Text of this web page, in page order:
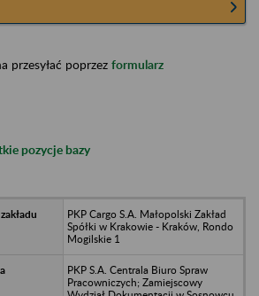
przesyłać poprzez formularz
pozycje bazy
PKP Cargo S.A. Małopolski Zakład
Spółki w Krakowie - Kraków, Rondo
Mogilskie 1
PKP S.A. Centrala Biuro Spraw
Pracowniczych; Zamiejscowy